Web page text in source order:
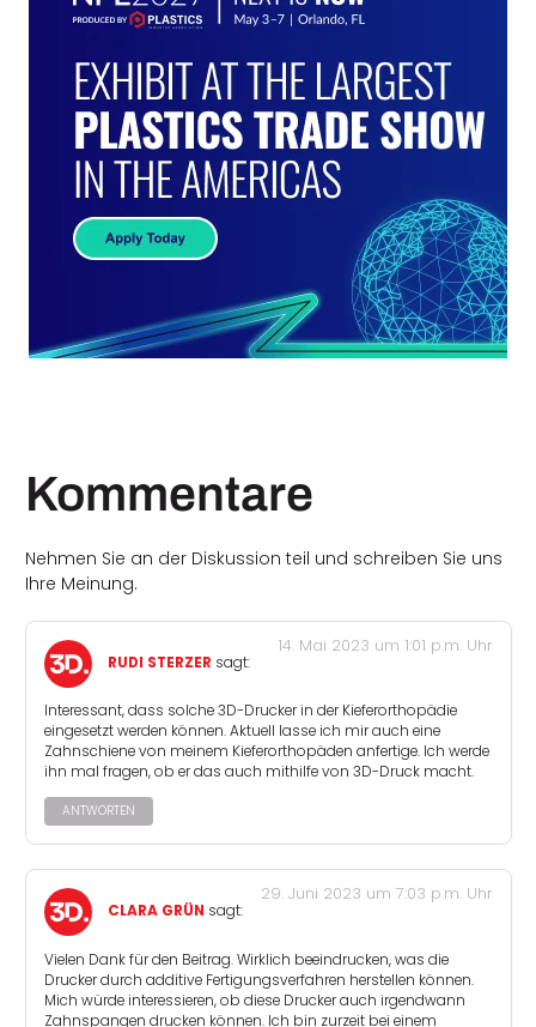
Kommentare
Nehmen Sie an der Diskussion teil und schreiben Sie uns
Ihre Meinung.
RUDI STERZER sagt:
14. Mai 2023 um 1:01 p.m. Uhr
Interessant, dass solche 3D-Drucker in der Kieferorthopädie
eingesetzt werden können. Aktuell lasse ich mir auch eine
Zahnschiene von meinem Kieferorthopäden anfertige. Ich werde
ihn mal fragen, ob er das auch mithilfe von 3D-Druck macht.
ANTWORTEN
CLARA GRÜN sagt:
29. Juni 2023 um 7:03 p.m. Uhr
Vielen Dank für den Beitrag. Wirklich beeindrucken, was die
Drucker durch additive Fertigungsverfahren herstellen können.
Mich würde interessieren, ob diese Drucker auch irgendwann
Zahnspangen drucken können. Ich bin zurzeit bei einem